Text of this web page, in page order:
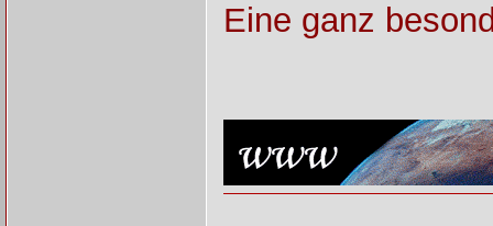
Eine ganz